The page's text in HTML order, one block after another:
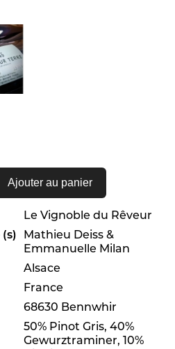
Ajouter au panier
Le Vignoble du Rêveur
Mathieu Deiss &
Emmanuelle Milan
Alsace
France
68630 Bennwhir
50% Pinot Gris, 40%
Gewurztraminer, 10%